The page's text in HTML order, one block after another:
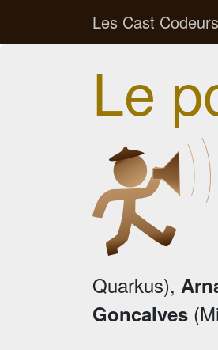
Les Cast
Le
Quarkus),
Goncalves